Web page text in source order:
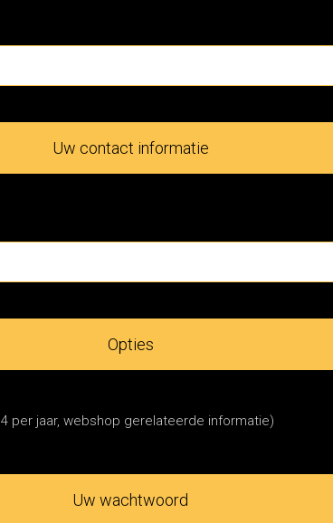
Uw contact informatie
Opties
per jaar, webshop gerelateerde informatie)
Uw wachtwoord